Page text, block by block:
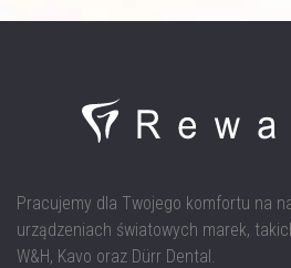
Pracujemy dla Twojego komfortu na
urządzeniach światowych marek,
W&H, Kavo oraz Dürr Dental.